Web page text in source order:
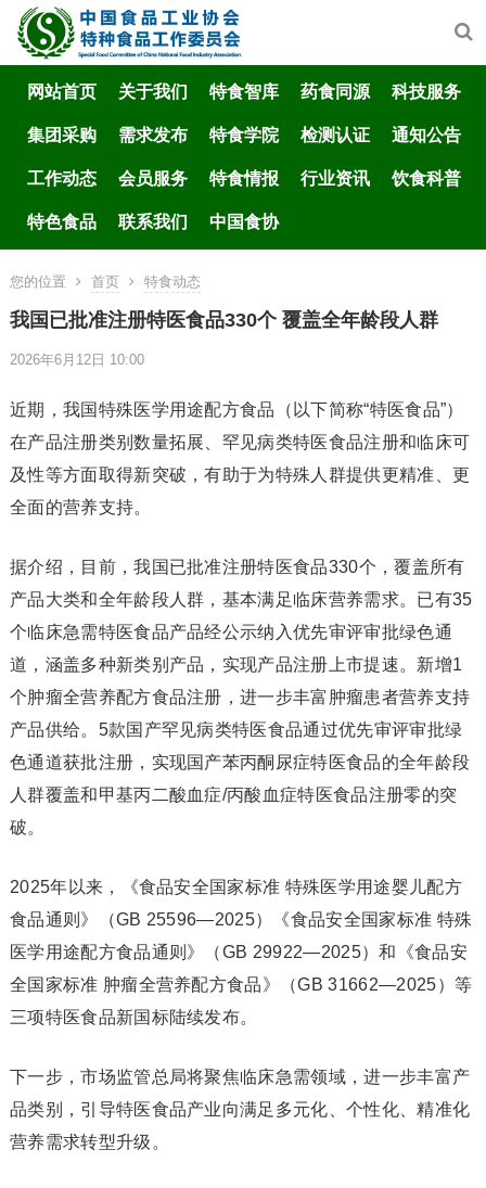
网站首页 关于我们 特食智库 药食同源 科技服务
集团采购 需求发布 特食学院 检测认证 通知公告
工作动态 会员服务 特食情报 行业资讯 饮食科普
特色食品 联系我们 中国食协
您的位置 首页 特食动态
我国已批准注册特医食品330个 覆盖全年龄段人群
2026年6月12日 10:00
近期，我国特殊医学用途配方食品（以下简称“特医食品”）
在产品注册类别数量拓展、罕见病类特医食品注册和临床可
及性等方面取得新突破，有助于为特殊人群提供更精准、更
全面的营养支持。
据介绍，目前，我国已批准注册特医食品330个，覆盖所有
产品大类和全年龄段人群，基本满足临床营养需求。已有35
个临床急需特医食品产品经公示纳入优先审评审批绿色通
道，涵盖多种新类别产品，实现产品注册上市提速。新增1
个肿瘤全营养配方食品注册，进一步丰富肿瘤患者营养支持
产品供给。5款国产罕见病类特医食品通过优先审评审批绿
色通道获批注册，实现国产苯丙酮尿症特医食品的全年龄段
人群覆盖和甲基丙二酸血症/丙酸血症特医食品注册零的突
破。
2025年以来，《食品安全国家标准 特殊医学用途婴儿配方
食品通则》（GB 25596—2025）《食品安全国家标准 特殊
医学用途配方食品通则》（GB 29922—2025）和《食品安
全国家标准 肿瘤全营养配方食品》（GB 31662—2025）等
三项特医食品新国标陆续发布。
下一步，市场监管总局将聚焦临床急需领域，进一步丰富产
品类别，引导特医食品产业向满足多元化、个性化、精准化
营养需求转型升级。